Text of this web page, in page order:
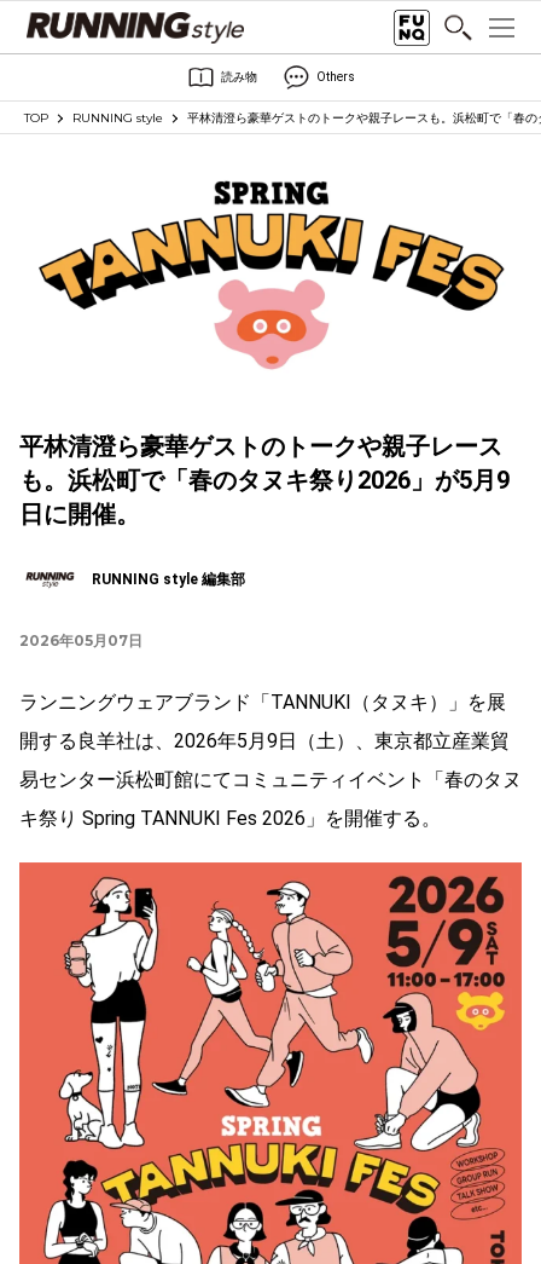
読み物 Others
TOP RUNNING style 平林清澄ら豪華ゲストのトークや親子レースも。浜松町で「春
平林清澄ら豪華ゲストのトークや親子レース
も。浜松町で「春のタヌキ祭り2026」が5月9
日に開催。
RUNNING style 編集部
2026年05月07日
ランニングウェアブランド「TANNUKI（タヌキ）」を展
開する良羊社は、2026年5月9日（土）、東京都立産業貿
易センター浜松町館にてコミュニティイベント「春のタヌ
キ祭り Spring TANNUKI Fes 2026」を開催する。